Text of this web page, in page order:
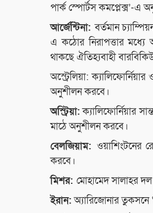
পার্ক স্পোর্টস কমপ্লেক্স’-এ
আর্জেন্টিনা:বর্তমান
এ কঠোর নিরাপত্তার
থাকছে ঐতিহ্যবাহী বারবিকিউ
অস্ট্রেলিয়া:
অনুশীলন করবে।
অস্ট্রিয়া:ক্যালিফোর্নিয়ার
মাঠে অনুশীলন করবে।
বেলজিয়াম: ওয়াশিংটনের
করবে।
মিশর: মোহামেদ সালাহর
ইরান:অ্যারিজোনার তুকসনে